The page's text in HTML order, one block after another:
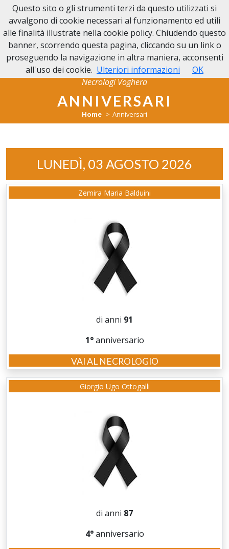
NECROLOGI VOGHERA
Necrologi Voghera
ANNIVERSARI
Home Anniversari
LUNEDÌ, 03 AGOSTO 2026
Zemira Maria Balduini
di anni 91
1°anniversario
VAI AL NECROLOGIO
Giorgio Ugo Ottogalli
di anni 87
4°anniversario
Questo sito o gli strumenti terzi da questo utilizzati si
avvalgono di cookie necessari al funzionamento ed utili
alle finalità illustrate nella cookie policy. Chiudendo questo
banner, scorrendo questa pagina, cliccando su un link o
proseguendo la navigazione in altra maniera, acconsenti
all'uso dei cookie. Ulteriori informazioni OK